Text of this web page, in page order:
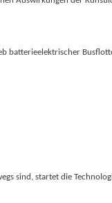
batterieelektrischer
sind, startet die